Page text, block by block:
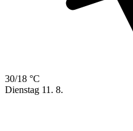
30/18 °C
Dienstag 11. 8.